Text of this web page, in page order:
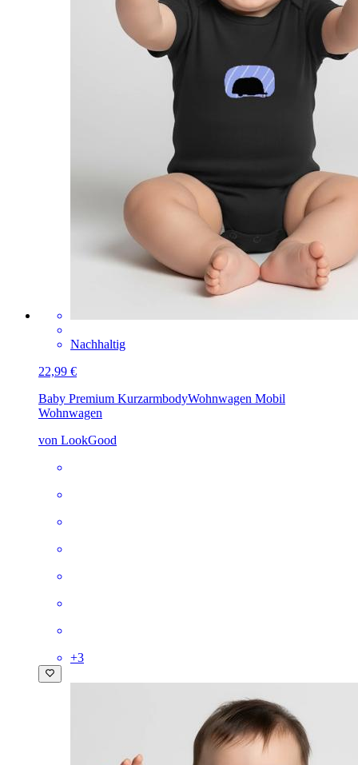
Nachhaltig
22,99 €
Baby Premium KurzarmbodyWohnwagen Mobil
Wohnwagen
von LookGood
+3